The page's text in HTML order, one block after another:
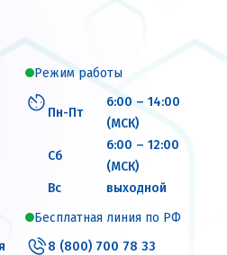
Режим работы
Пн-Пт
6:00 – 14:00
(МСК)
Сб
6:00 – 12:00
(МСК)
Вс
выходной
Бесплатная линия по РФ
8 (800) 700 78 33